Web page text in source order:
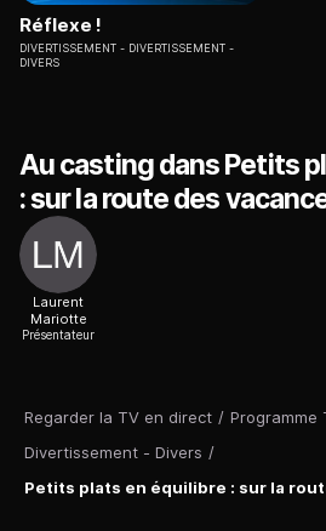
Regarder la TV en direct / Programme
Divertissement - Divers /
Petits plats en équilibre : sur la
Réflexe !
DIVERTISSEMENT
DIVERTISSEMENT -
DIVERS
Au casting dans Petits
: sur la route des
Laurent
Mariotte
Présentateur